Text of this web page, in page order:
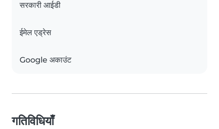
सरकारी आईडी
ईमेल एड्रेस
Google अकाउंट
गतिविधियाँ